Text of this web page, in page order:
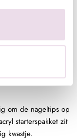
vaste
gelegenheid mooie
gesorteerd
om de nageltips op
starterspakket zit
kwastje.